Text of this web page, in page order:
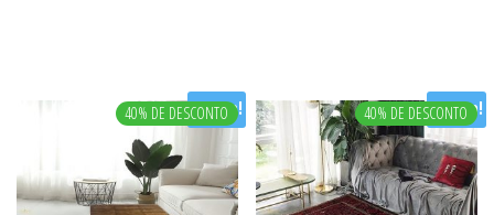
Oferta!
40% DE DESCONTO Oferta!
40% DE DESCONTO